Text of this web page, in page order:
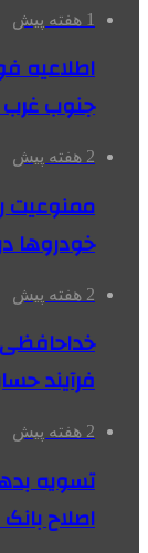
1 هفته پیش
اطلاعیه
جنوب غرب
2 هفته پیش
ممنوعیت
خودروها
2 هفته پیش
فرآیند
2 هفته پیش
اصلاح